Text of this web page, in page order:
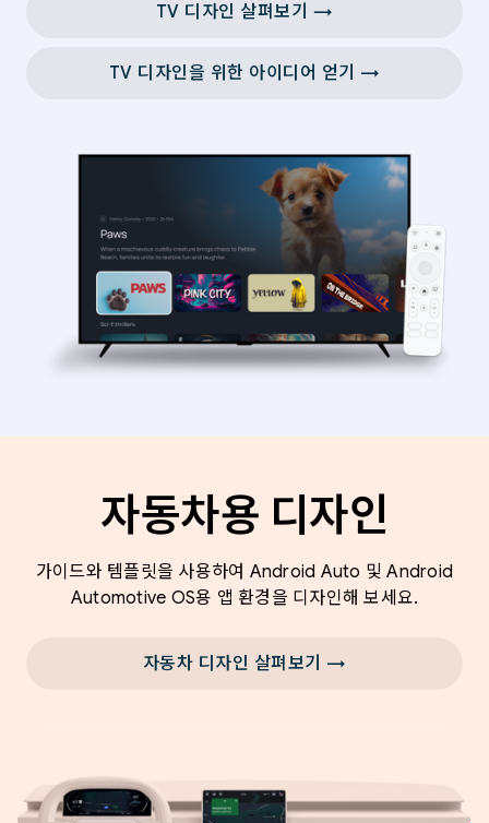
TV 디자인 살펴보기 →
TV 디자인을 위한 아이디어 얻기 →
자동차용 디자인
가이드와 템플릿을 사용하여 Android Auto 및 Android
Automotive OS용 앱 환경을 디자인해 보세요.
자동차 디자인 살펴보기 →